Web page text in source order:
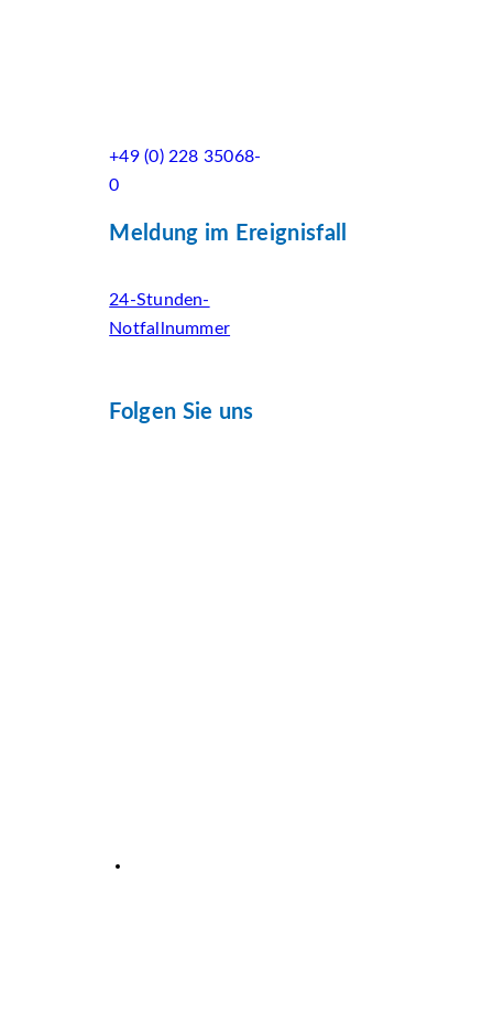
+49 (0) 228 35068-
0
Meldung im Ereignisfall
24-Stunden-
Notfallnummer
Folgen Sie uns